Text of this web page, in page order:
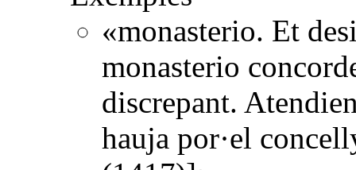
«monasterio. Et
monasterio
discrepant.
hauja por·el